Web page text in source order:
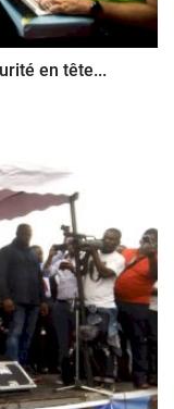
en tête...